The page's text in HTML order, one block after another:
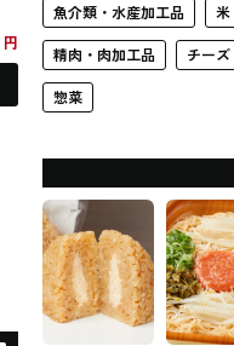
円
魚介類・水産加工品 米
精肉・肉加工品 チー
惣菜